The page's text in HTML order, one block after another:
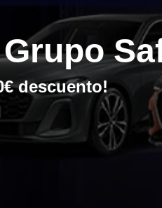
descuento!